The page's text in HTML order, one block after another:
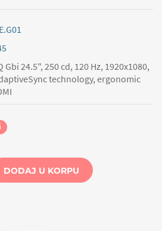
24.5", 250 cd, 120 Hz, 1920x1080,
technology, ergonomic
DODAJ U KORPU